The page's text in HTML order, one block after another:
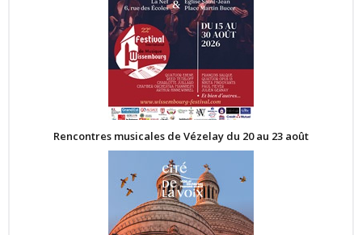
Rencontres musicales de Vézelay du 20 au 23 août